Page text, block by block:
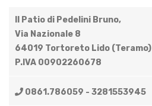
Il Patio di Pedelini Bruno,
Via Nazionale 8
64019 Tortoreto Lido (Teramo)
P.IVA 00902260678
0861.786059 - 3281553945